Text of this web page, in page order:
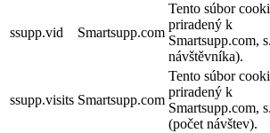
ssupp.vid Smartsupp.com
Tento súbor
priradený k
Smartsupp.com,
návštěvníka).
ssupp.visits Smartsupp.com
Tento súbor
priradený k
Smartsupp.com,
(počet návštev).